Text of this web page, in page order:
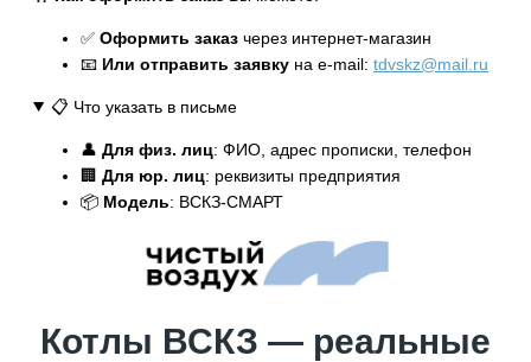
✅ Оформить заказ через интернет-магазин
📧 Или отправить заявку на e-mail: tdvskz@mail.ru
📋 Что указать в письме
👤 Для физ. лиц: ФИО, адрес прописки, телефон
🏢 Для юр. лиц: реквизиты предприятия
📦 Модель: ВСКЗ-СМАРТ
Котлы ВСКЗ — реальные